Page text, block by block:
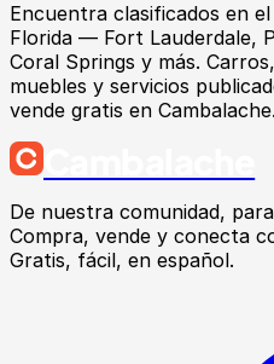
Encuentra clasificados en
Florida — Fort Lauderdale,
Coral Springs y más.
muebles y servicios
vende gratis en Cambalache.
De nuestra comunidad,
Compra, vende y conecta
Gratis, fácil, en español.